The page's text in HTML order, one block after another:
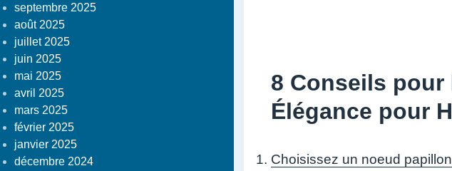
septembre 2025
août 2025
juillet 2025
juin 2025
mai 2025
avril 2025
mars 2025
février 2025
janvier 2025
décembre 2024
8 Conseils pour
Élégance pour
Choisissez un noeud